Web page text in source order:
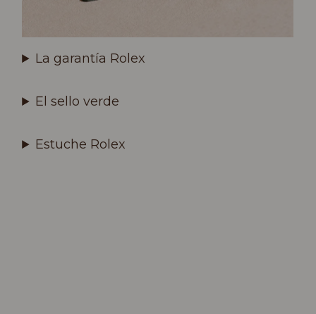
La garantía Rolex
El sello verde
Estuche Rolex